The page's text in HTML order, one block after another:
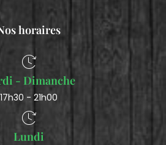
horaires
- Dimanche
17h30 - 21h00
Lundi